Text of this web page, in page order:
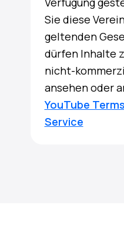
Sie diese
geltenden
dürfen Inhalte
nicht-
ansehen oder
YouTube
Service